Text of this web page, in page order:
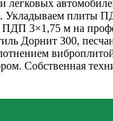
легковых
Укладываем плиты
3×1,75 м на
Дорнит 300,
Собственная